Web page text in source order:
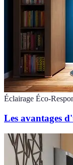
Éclairage Éco-
Les avantages